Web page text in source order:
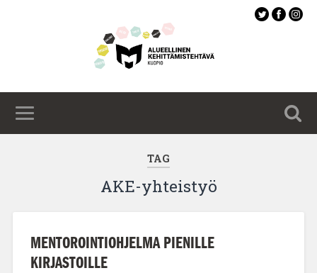
TAG
AKE-yhteistyö
MENTOROINTIOHJELMA PIENILLE
KIRJASTOILLE